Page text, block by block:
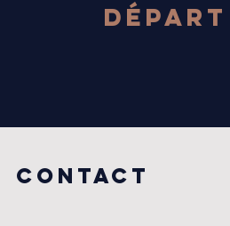
Départ
COntact